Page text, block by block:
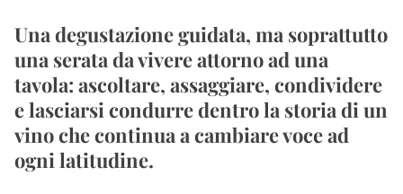
Una degustazione guidata, ma soprattutto
una serata da vivere attorno ad una
tavola: ascoltare, assaggiare, condividere
e lasciarsi condurre dentro la storia di un
vino che continua a cambiare voce ad
ogni latitudine.